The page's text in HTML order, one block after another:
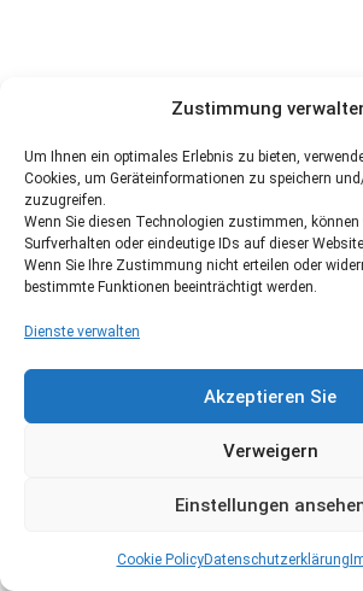
Zustimmung
Um Ihnen ein optimales Erlebnis zu bieten,
Cookies, um Geräteinformationen zu speichern
zuzugreifen.
Wenn Sie diesen Technologien zustimmen,
Surfverhalten oder eindeutige IDs auf dieser
Wenn Sie Ihre Zustimmung nicht erteilen oder
bestimmte Funktionen beeinträchtigt werden.
Dienste verwalten
Akzeptieren Sie
Verweigern
Einstellungen
Cookie PolicyDatenschutzerklärung